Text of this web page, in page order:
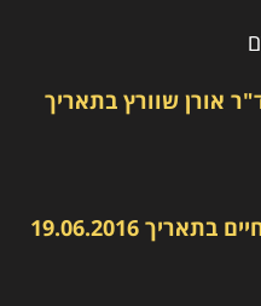
אורן שוורץבתאריך
בתאריך 19.06.2016